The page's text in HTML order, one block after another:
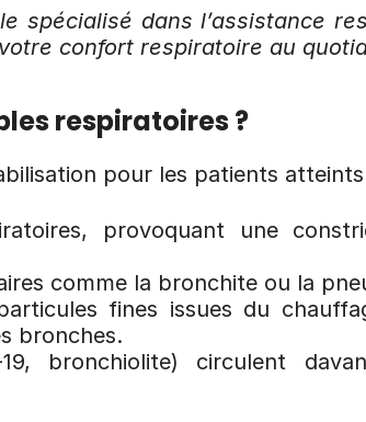
spécialisé dans l’assistance
confort respiratoire au
respiratoires ?
pour les patients
provoquant une
comme la bronchite ou la
fines issues du
bronches.
19, bronchiolite) circulent